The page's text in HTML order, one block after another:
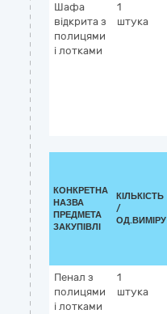
Шафа
відкрита з
полицями
і лотками
1
штука
КОНКРЕТНА
НАЗВА
ПРЕДМЕТА
ЗАКУПІВЛІ
КІЛЬКІСТЬ
/
ОД.ВИМІРУ
Пенал з
полицями
і лотками
1
штука